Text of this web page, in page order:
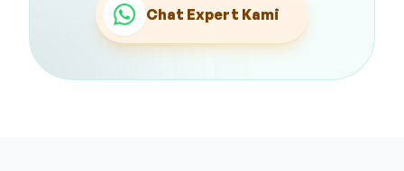
Chat Expert Kami